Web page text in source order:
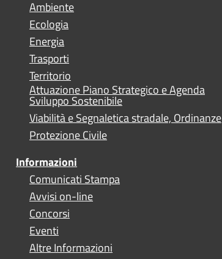
Ambiente
Ecologia
Energia
Trasporti
Territorio
Attuazione Piano Strategico e Agenda
Sviluppo Sostenibile
Viabilità e Segnaletica stradale, Ordinanze
Protezione Civile
Informazioni
Comunicati Stampa
Avvisi on-line
Concorsi
Eventi
Altre Informazioni